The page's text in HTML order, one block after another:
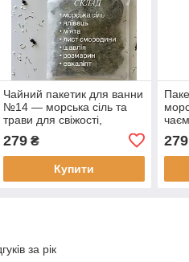
Чайний пакетик для ванни
№14 — морська сіль та
трави для свіжості,
очищення та бадьорості
279₴
Купити
279
за рік